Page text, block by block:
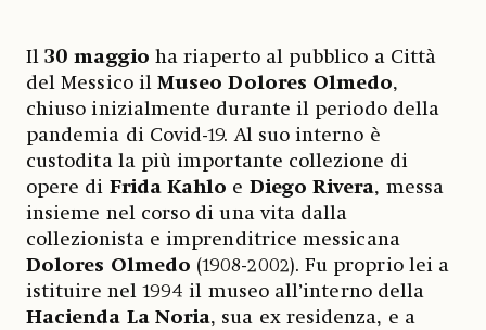
Il30 maggio ha riaperto al pubblico a Città
del Messico ilMuseo Dolores Olmedo,
chiuso inizialmente durante il periodo della
pandemia di Covid-19. Al suo interno è
custodita la più importante collezione di
opere di Frida Kahlo e Diego Rivera, messa
insieme nel corso di una vita dalla
collezionista e imprenditrice messicana
Dolores Olmedo (1908-2002). Fu proprio lei a
istituire nel 1994 il museo all’interno della
Hacienda La Noria, sua ex residenza, e a